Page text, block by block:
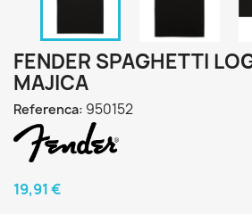
FENDER SPAGHETTI
MAJICA
Referenca: 950152
19,91 €